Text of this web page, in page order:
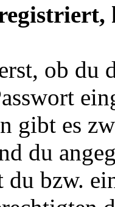
ob du
gibt es
du
du bzw.